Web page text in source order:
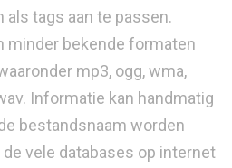
tags aan te passen.
minder bekende formaten
mp3, ogg, wma,
Informatie kan handmatig
bestandsnaam worden
vele databases op internet